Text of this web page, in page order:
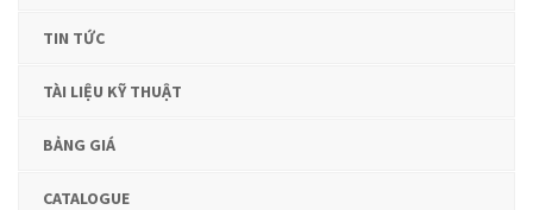
TIN TỨC
TÀI LIỆU KỸ THUẬT
BẢNG GIÁ
CATALOGUE